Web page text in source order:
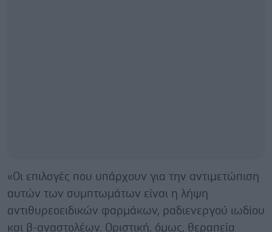
«Οι επιλογές που υπάρχουν για την αντιμετώπιση
αυτών των συμπτωμάτων είναι η λήψη
αντιθυρεοειδικών φαρμάκων, ραδιενεργού ιωδίου
και β-αναστολέων. Οριστική, όμως, θεραπεία